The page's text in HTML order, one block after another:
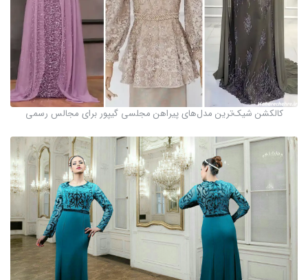
کالکشن شیک‌ترین مدل‌های پیراهن مجلسی گیپور برای مجالس رسمی